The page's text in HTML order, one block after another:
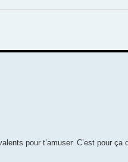
pour t’amuser. C’est pour